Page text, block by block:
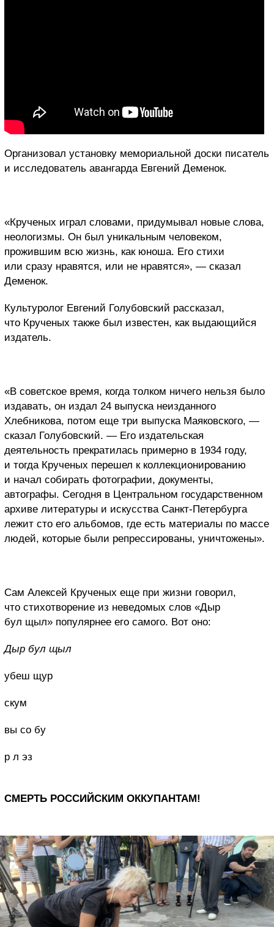
Организовал установку мемориальной доски писатель
и исследователь авангарда Евгений Деменок.
«Крученых играл словами, придумывал новые слова,
неологизмы. Он был уникальным человеком,
прожившим всю жизнь, как юноша. Его стихи
или сразу нравятся, или не нравятся», — сказал
Деменок.
Культуролог Евгений Голубовский рассказал,
что Крученых также был известен, как выдающийся
издатель.
«В советское время, когда толком ничего нельзя было
издавать, он издал 24 выпуска неизданного
Хлебникова, потом еще три выпуска Маяковского, —
сказал Голубовский. — Его издательская
деятельность прекратилась примерно в 1934 году,
и тогда Крученых перешел к коллекционированию
и начал собирать фотографии, документы,
автографы. Сегодня в Центральном государственном
архиве литературы и искусства Санкт-Петербурга
лежит сто его альбомов, где есть материалы по массе
людей, которые были репрессированы, уничтожены».
Сам Алексей Крученых еще при жизни говорил,
что стихотворение из неведомых слов «Дыр
бул щыл» популярнее его самого. Вот оно:
Дыр бул щыл
убеш щур
скум
вы со бу
р л эз
СМЕРТЬ РОССИЙСКИМ ОККУПАНТАМ!